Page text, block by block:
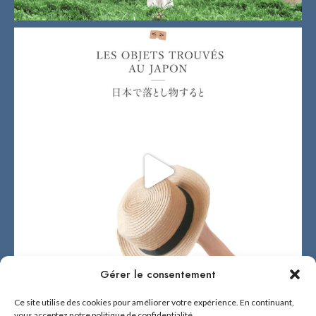
Gérer le consentement
Ce site utilise des cookies pour améliorer votre expérience. En continuant,